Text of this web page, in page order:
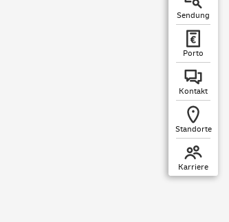
Sendung
Porto
Kontakt
Standorte
Karriere